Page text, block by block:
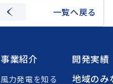
一覧へ戻る
事業紹介
風力発電を知る
開発実績
地域のみ